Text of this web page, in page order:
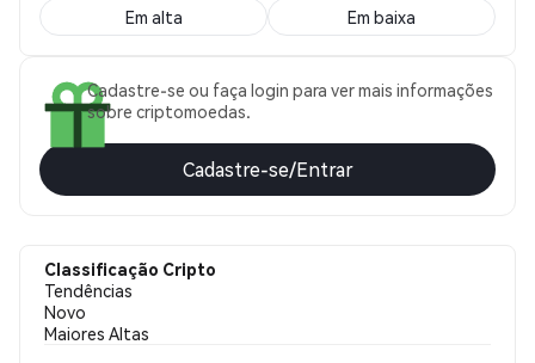
Em alta Em baixa
Cadastre-se ou faça login para ver mais informações
sobre criptomoedas.
Cadastre-se/Entrar
Classificação Cripto
Tendências
Novo
Maiores Altas